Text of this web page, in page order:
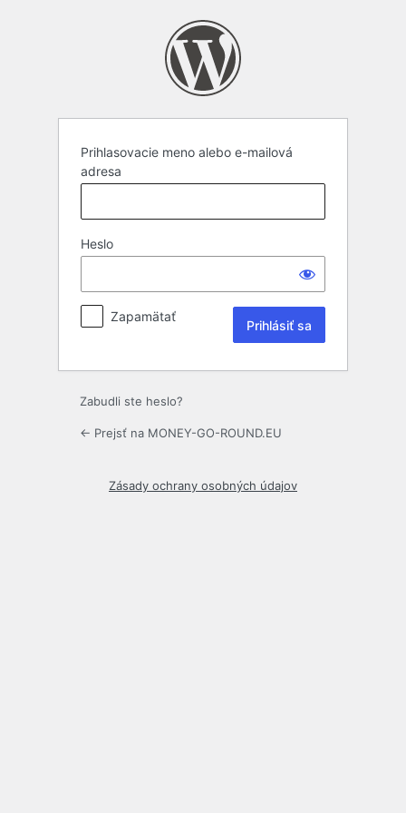
Prihlasovacie meno alebo e-mailová
adresa
Heslo
Zapamätať
Zabudli ste heslo?
← Prejsť na MONEY-GO-ROUND.EU
Zásady ochrany osobných údajov